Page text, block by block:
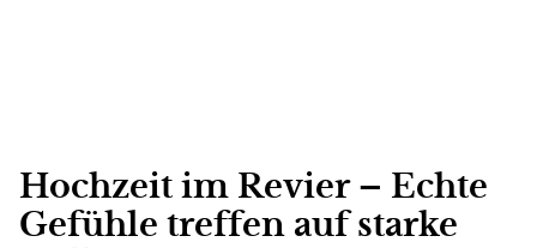
Hochzeit im Revier – Echte
Gefühle treffen auf starke